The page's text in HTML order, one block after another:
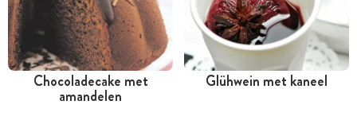
Meer dan 1 uur
Chocoladecake met
amandelen
Glühwein met kaneel